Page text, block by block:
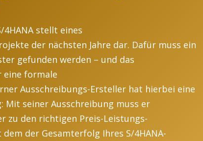
4HANA stellt eines
e der nächsten Jahre dar. Dafür muss ein
gefunden werden – und das
eine formale
r Ausschreibungs-Ersteller hat hierbei eine
Mit seiner Ausschreibung muss er
zu den richtigen Preis-Leistungs-
dem der Gesamterfolg Ihres S/4HANA-